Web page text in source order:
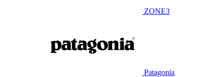
ZONE3
Patagonia